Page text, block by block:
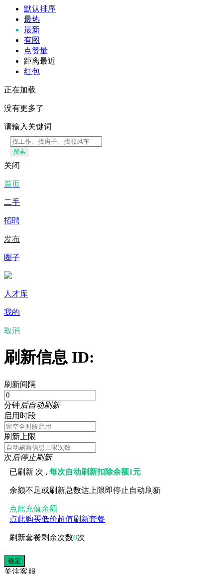
默认排序
最热
最新
有图
点赞量
距离最近
红包
正在加载
没有更多了
请输入关键词
搜索
关闭
首页
二手
招聘
发布
圈子
人才库
我的
取消
刷新信息 ID:
刷新间隔
分钟后自动刷新
启用时段
刷新上限
次后停止刷新
已刷新 次 ,每次自动刷新扣除余额1元
余额不足或刷新总数达上限即停止自动刷新
点此充值余额
点此购买低价超值刷新套餐
刷新套餐剩余次数0次
关注客服